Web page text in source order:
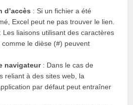
d’accès : Si un fichier a été
Excel peut ne pas trouver le lien.
: Les liaisons utilisant des caractères
le dièse (#) peuvent
navigateur: Dans le cas de
reliant à des sites web, la
par défaut peut entraîner